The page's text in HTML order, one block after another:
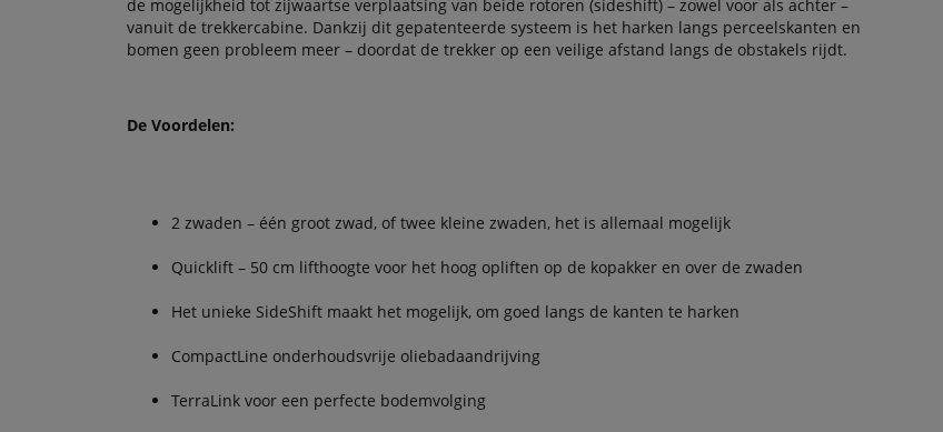
de mogelijkheid tot zijwaartse verplaatsing van beide rotoren (sideshift) – zowel voor als achter –
vanuit de trekkercabine. Dankzij dit gepatenteerde systeem is het harken langs perceelskanten en
bomen geen probleem meer – doordat de trekker op een veilige afstand langs de obstakels rijdt.
De Voordelen:
2 zwaden – één groot zwad, of twee kleine zwaden, het is allemaal mogelijk
Quicklift – 50 cm lifthoogte voor het hoog opliften op de kopakker en over de zwaden
Het unieke SideShift maakt het mogelijk, om goed langs de kanten te harken
CompactLine onderhoudsvrije oliebadaandrijving
TerraLink voor een perfecte bodemvolging